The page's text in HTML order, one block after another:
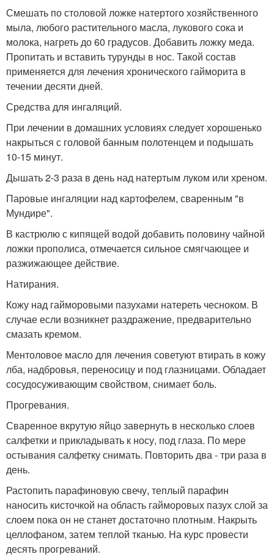
Смешать по столовой ложке натертого хозяйственного
мыла, любого растительного масла, лукового сока и
молока, нагреть до 60 градусов. Добавить ложку меда.
Пропитать и вставить турунды в нос. Такой состав
применяется для лечения хронического гайморита в
течении десяти дней.
Средства для ингаляций.
При лечении в домашних условиях следует хорошенько
накрыться с головой банным полотенцем и подышать
10-15 минут.
Дышать 2-3 раза в день над натертым луком или хреном.
Паровые ингаляции над картофелем, сваренным "в
Мундире".
В кастрюлю с кипящей водой добавить половину чайной
ложки прополиса, отмечается сильное смягчающее и
разжижающее действие.
Натирания.
Кожу над гайморовыми пазухами натереть чесноком. В
случае если возникнет раздражение, предварительно
смазать кремом.
Ментоловое масло для лечения советуют втирать в кожу
лба, надбровья, переносицу и под глазницами. Обладает
сосудосуживающим свойством, снимает боль.
Прогревания.
Сваренное вкрутую яйцо завернуть в несколько слоев
салфетки и прикладывать к носу, под глаза. По мере
остывания салфетку снимать. Повторить два - три раза в
день.
Растопить парафиновую свечу, теплый парафин
наносить кисточкой на область гайморовых пазух слой за
слоем пока он не станет достаточно плотным. Накрыть
целлофаном, затем теплой тканью. На курс провести
десять прогреваний.